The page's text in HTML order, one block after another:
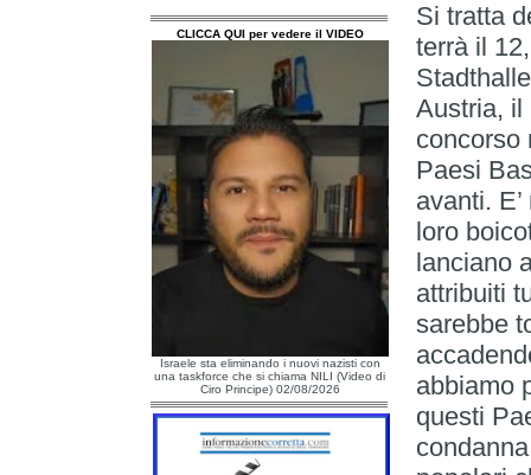
CLICCA QUI per vedere il VIDEO
Israele sta eliminando i nuovi nazisti con
una taskforce che si chiama NILI (Video di
Ciro Principe) 02/08/2026
Si tratta
terrà il
Austria, il
concorso
Paesi
avanti.
loro
lanciano
attribuiti
sarebbe
abbiamo
questi